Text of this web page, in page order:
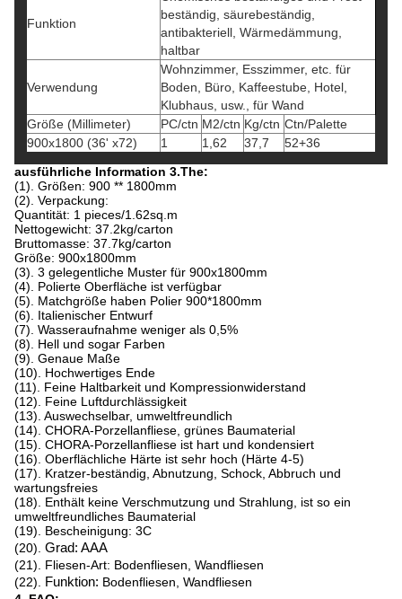
Funktion
beständig, säurebeständig,
antibakteriell, Wärmedämmung,
haltbar
Verwendung
Wohnzimmer, Esszimmer, etc. für
Boden, Büro, Kaffeestube, Hotel,
Klubhaus, usw., für Wand
Größe (Millimeter)
PC/ctn M2/ctn Kg/ctn Ctn/Palette
900x1800 (36' x72)
1 1,62 37,7
52+36
ausführliche Information 3.The:
(1). Größen: 900 ** 1800mm
(2). Verpackung:
Quantität: 1 pieces/1.62sq.m
Nettogewicht: 37.2kg/carton
Bruttomasse: 37.7kg/carton
Größe: 900x1800mm
(3). 3 gelegentliche Muster für 900x1800mm
(4). Polierte Oberfläche ist verfügbar
(5). Matchgröße haben Polier 900*1800mm
(6). Italienischer Entwurf
(7). Wasseraufnahme weniger als 0,5%
(8). Hell und sogar Farben
(9). Genaue Maße
(10). Hochwertiges Ende
(11). Feine Haltbarkeit und Kompressionwiderstand
(12). Feine Luftdurchlässigkeit
(13). Auswechselbar, umweltfreundlich
(14). CHORA-Porzellanfliese, grünes Baumaterial
(15). CHORA-Porzellanfliese ist hart und kondensiert
(16). Oberflächliche Härte ist sehr hoch (Härte 4-5)
(17). Kratzer-beständig, Abnutzung, Schock, Abbruch und
wartungsfreies
(18). Enthält keine Verschmutzung und Strahlung, ist so ein
umweltfreundliches Baumaterial
(19). Bescheinigung: 3C
(20). Grad: AAA
(21). Fliesen-Art: Bodenfliesen, Wandfliesen
(22).
Funktion: Bodenfliesen, Wandfliesen